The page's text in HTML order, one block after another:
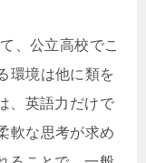
、公立高校でこ
環境は他に類を
、英語力だけで
軟な思考が求め